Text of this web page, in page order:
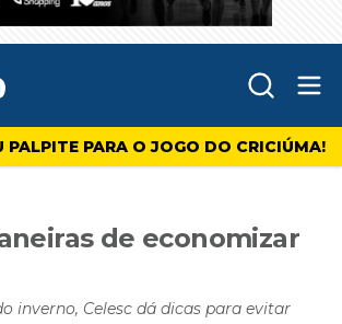
PALPITE PARA O JOGO DO CRICIÚMA!
de economizar
inverno, Celesc dá dicas para evitar